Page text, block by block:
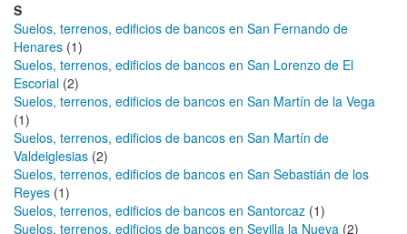
S
Suelos, terrenos, edificios de bancos en San Fernando de
Henares (1)
Suelos, terrenos, edificios de bancos en San Lorenzo de El
Escorial (2)
Suelos, terrenos, edificios de bancos en San Martín de la Vega
(1)
Suelos, terrenos, edificios de bancos en San Martín de
Valdeiglesias (2)
Suelos, terrenos, edificios de bancos en San Sebastián de los
Reyes (1)
Suelos, terrenos, edificios de bancos en Santorcaz (1)
Suelos, terrenos, edificios de bancos en Sevilla la Nueva (2)